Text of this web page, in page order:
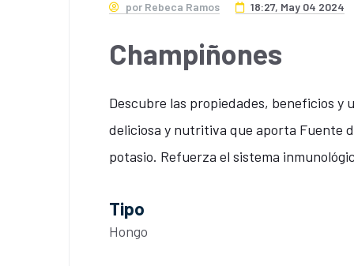
por Rebeca Ramos 18:27, May 04 2024
Champiñones
Descubre las propiedades, beneficios y
deliciosa y nutritiva que aporta Fuente
potasio. Refuerza el sistema
Tipo
Hongo